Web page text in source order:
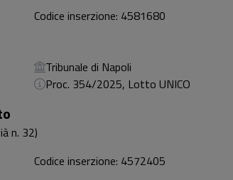
Codice inserzione: 4581680
Tribunale di Napoli
Proc. 354/2025, Lotto UNICO
n. 32)
Codice inserzione: 4572405